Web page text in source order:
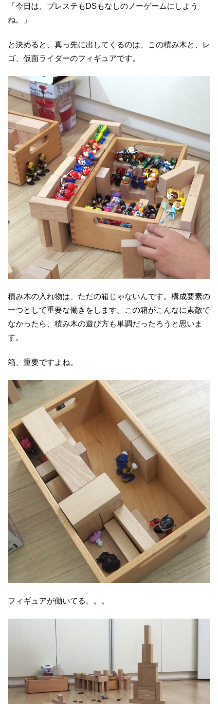
「今日は、プレステもDSもなしのノーゲームにしよう
ね。」
と決めると、真っ先に出してくるのは、この積み木と、レ
ゴ、仮面ライダーのフィギュアです。
積み木の入れ物は、ただの箱じゃないんです。構成要素の
一つとして重要な働きをします。この箱がこんなに素敵で
なかったら、積み木の遊び方も単調だったろうと思いま
す。
箱、重要ですよね。
フィギュアが働いてる。。。